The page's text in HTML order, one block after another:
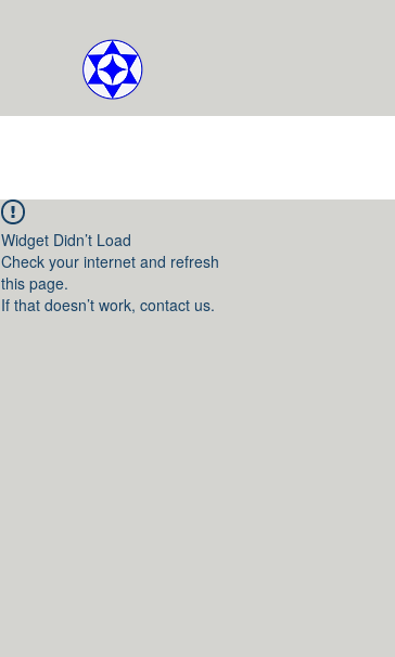
Widget Didn’t Load
Check your internet and refresh
this page.
If that doesn’t work, contact us.